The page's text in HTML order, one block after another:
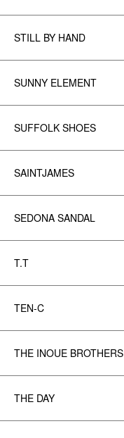
STILL BY HAND
SUNNY ELEMENT
SUFFOLK SHOES
SAINTJAMES
SEDONA SANDAL
T.T
TEN-C
THE INOUE BROTHERS
THE DAY